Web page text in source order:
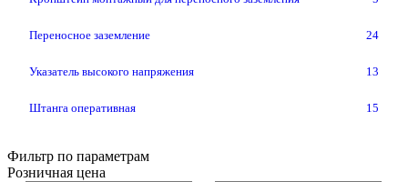
Переносное заземление 24
Указатель высокого напряжения 13
Штанга оперативная 15
Фильтр по параметрам
Розничная цена